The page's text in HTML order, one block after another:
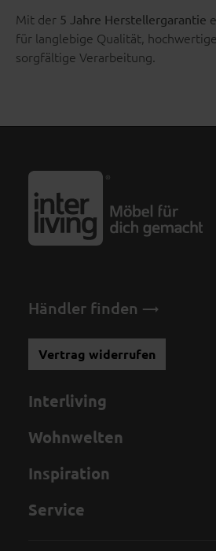
Mit der 5 Jahre Herstellergarantie
für langlebige Qualität,
sorgfältige Verarbeitung.
Händler finden
Vertrag widerrufen
Interliving
Wohnwelten
Inspiration
Service